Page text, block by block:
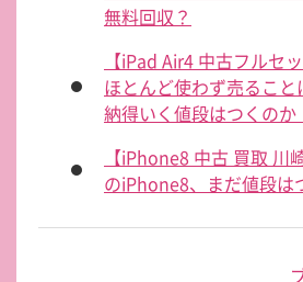
無料回収？
【iPad Air4 中古フルセ
ほとんど使わず売ること
納得いく値段はつくのか
【iPhone8 中古 買取 川
のiPhone8、まだ値段は